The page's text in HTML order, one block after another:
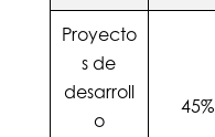
Proyecto
s de
desarroll
o
45%